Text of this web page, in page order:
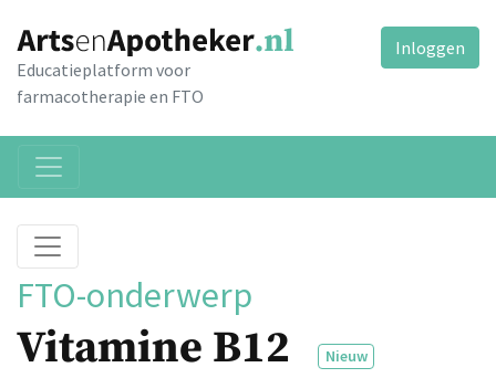
Educatieplatform voor
farmacotherapie en FTO
Inloggen
FTO-onderwerp
Vitamine B12 Nieuw